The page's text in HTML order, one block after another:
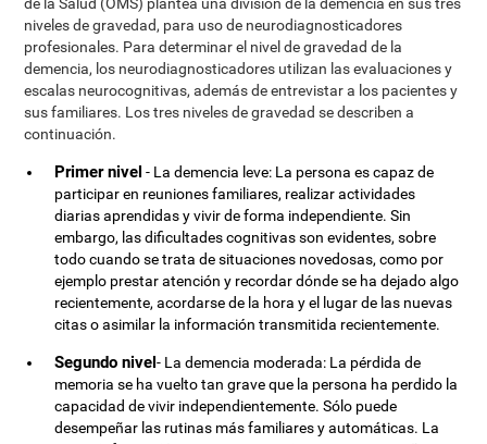
niveles de gravedad, para uso de neurodiagnosticadores
profesionales. Para determinar el nivel de gravedad de la
demencia, los neurodiagnosticadores utilizan las evaluaciones y
escalas neurocognitivas, además de entrevistar a los pacientes y
sus familiares. Los tres niveles de gravedad se describen a
continuación.
Primer nivel - La demencia leve: La persona es capaz de
participar en reuniones familiares, realizar actividades
diarias aprendidas y vivir de forma independiente. Sin
embargo, las dificultades cognitivas son evidentes, sobre
todo cuando se trata de situaciones novedosas, como por
ejemplo prestar atención y recordar dónde se ha dejado algo
recientemente, acordarse de la hora y el lugar de las nuevas
citas o asimilar la información transmitida recientemente.
Segundo nivel- La demencia moderada: La pérdida de
memoria se ha vuelto tan grave que la persona ha perdido la
capacidad de vivir independientemente. Sólo puede
desempeñar las rutinas más familiares y automáticas. La